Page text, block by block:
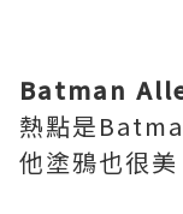
Batman
熱點是
他塗鴉也很美